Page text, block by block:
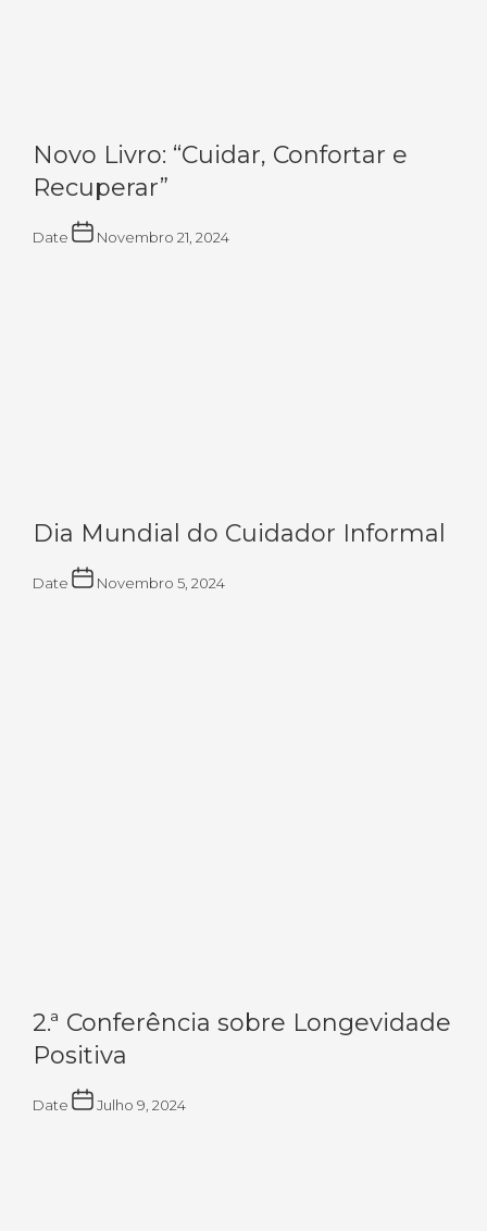
Novo Livro: “Cuidar, Confortar e
Recuperar”
Date Novembro 21, 2024
Dia Mundial do Cuidador Informal
Date Novembro 5, 2024
2.ª Conferência sobre Longevidade
Positiva
Date Julho 9, 2024